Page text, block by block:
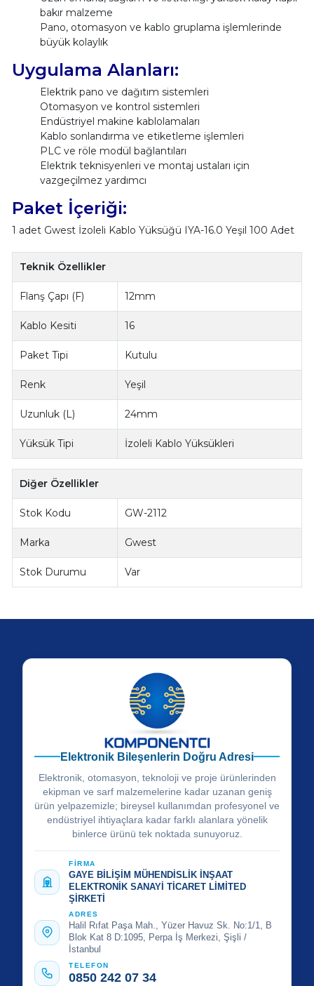
bakır malzeme
Pano, otomasyon ve kablo gruplama işlemlerinde
büyük kolaylık
Uygulama Alanları:
Elektrik pano ve dağıtım sistemleri
Otomasyon ve kontrol sistemleri
Endüstriyel makine kablolamaları
Kablo sonlandırma ve etiketleme işlemleri
PLC ve röle modül bağlantıları
Elektrik teknisyenleri ve montaj ustaları için
vazgeçilmez yardımcı
Paket İçeriği:
1 adet Gwest İzoleli Kablo Yüksüğü IYA-16.0 Yeşil 100 Adet
Teknik Özellikler
Flanş Çapı (F) 12mm
Kablo Kesiti 16
Paket Tipi Kutulu
Renk Yeşil
Uzunluk (L) 24mm
Yüksük Tipi İzoleli Kablo Yüksükleri
Diğer Özellikler
Stok Kodu GW-2112
Marka Gwest
Stok Durumu Var
Elektronik Bileşenlerin Doğru Adresi
Elektronik, otomasyon, teknoloji ve proje ürünlerinden
ekipman ve sarf malzemelerine kadar uzanan geniş
ürün yelpazemizle; bireysel kullanımdan profesyonel ve
endüstriyel ihtiyaçlara kadar farklı alanlara yönelik
binlerce ürünü tek noktada sunuyoruz.
FİRMA
GAYE BİLİŞİM MÜHENDİSLİK İNŞAAT
ELEKTRONİK SANAYİ TİCARET LİMİTED
ŞİRKETİ
ADRES
Halil Rıfat Paşa Mah., Yüzer Havuz Sk. No:1/1, B
Blok Kat 8 D:1095, Perpa İş Merkezi, Şişli /
İstanbul
TELEFON
0850 242 07 34